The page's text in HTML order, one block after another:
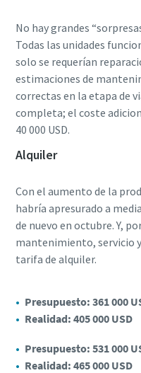
No hay grandes
Todas las unidades
solo se requerían
estimaciones de
correctas en la etapa de
completa; el coste
40 000 USD.
Alquiler
Con el aumento de la
habría apresurado a
de nuevo en octubre. Y,
mantenimiento, servicio
tarifa de alquiler.
Presupuesto: 361 000
Realidad: 405 000 USD
Presupuesto: 531 000
Realidad: 465 000 USD